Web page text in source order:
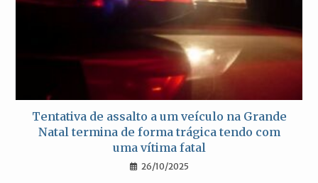
Tentativa de assalto a um veículo na Grande
Natal termina de forma trágica tendo com
uma vítima fatal
26/10/2025